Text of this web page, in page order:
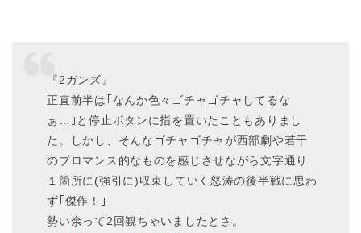
『2ガンズ』
正直前半は｢なんか色々ゴチャゴチャしてるな
ぁ…｣と停止ボタンに指を置いたこともありまし
た。しかし、そんなゴチャゴチャが西部劇や若干
のブロマンス的なものを感じさせながら文字通り
１箇所に(強引に)収束していく怒涛の後半戦に思わ
ず｢傑作！｣
勢い余って2回観ちゃいましたとさ。